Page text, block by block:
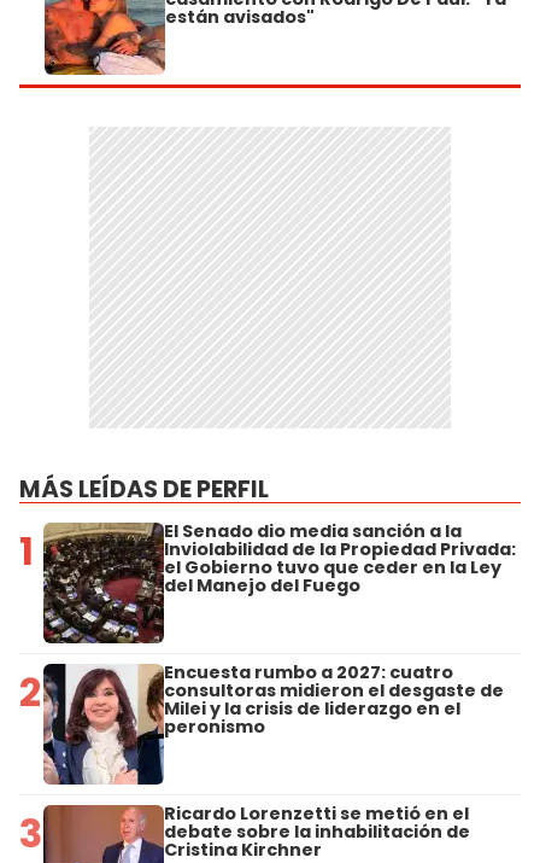
están avisados"
MÁS LEÍDAS DE PERFIL
1 El Senado dio media sanción a la
Inviolabilidad de la Propiedad Privada:
el Gobierno tuvo que ceder en la Ley
del Manejo del Fuego
2 Encuesta rumbo a 2027: cuatro
consultoras midieron el desgaste de
Milei y la crisis de liderazgo en el
peronismo
3 Ricardo Lorenzetti se metió en el
debate sobre la inhabilitación de
Cristina Kirchner